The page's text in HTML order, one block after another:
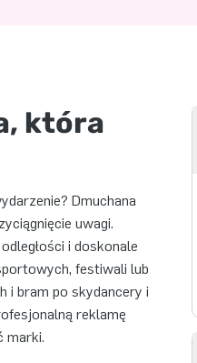
która
Dmuchana
uwagi.
i doskonale
festiwali lub
i bram po skydancery i
reklamę
marki.